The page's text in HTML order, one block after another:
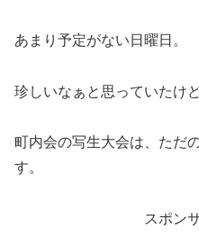
あまり予定がない日曜日。
珍しいなぁと思っていたけ
町内会の写生大会は、ただ
す。
スポン